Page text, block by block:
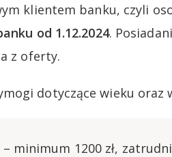
klientem banku, czyli
od 1.12.2024.
z oferty.
dotyczące wieku oraz
minimum 1200 zł,